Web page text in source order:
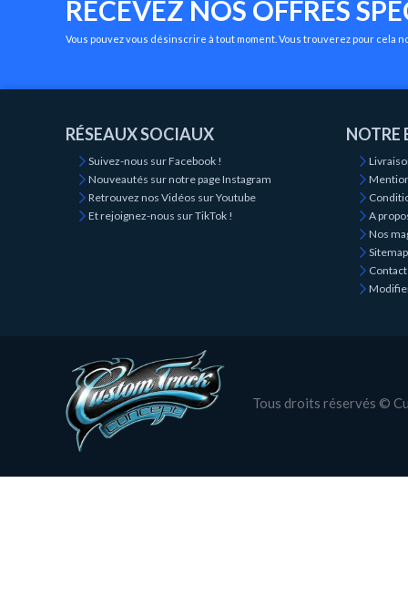
RECEVEZ NOS OFFRES
Vous pouvez vous désinscrire à tout moment. Vous trouverez pour
RÉSEAUX SOCIAUX
Suivez-nous sur Facebook !
Nouveautés sur notre page Instagram
Retrouvez nos Vidéos sur Youtube
Et rejoignez-nous sur TikTok !
NOTRE
A
Nos
Sitemap
Tous droits réservés ©